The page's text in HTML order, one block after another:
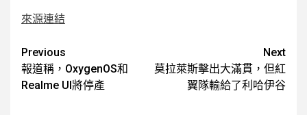
來源連結
Post
navigation
Previous
報道稱，OxygenOS和
Realme UI將停產
Next
莫拉萊斯擊出大滿貫，但紅
翼隊輸給了利哈伊谷